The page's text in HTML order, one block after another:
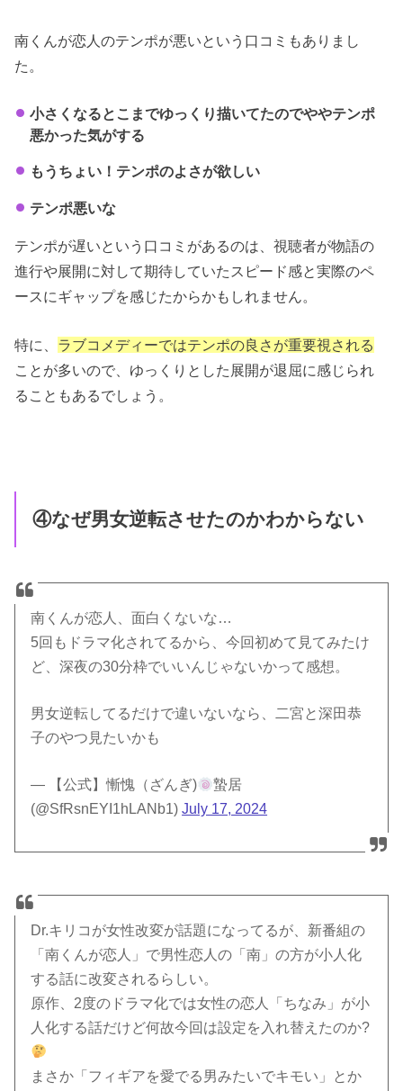
南くんが恋人のテンポが悪いという口コミもありまし
た。
小さくなるとこまでゆっくり描いてたのでややテンポ
悪かった気がする
もうちょい！テンポのよさが欲しい
テンポ悪いな
テンポが遅いという口コミがあるのは、視聴者が物語の
進行や展開に対して期待していたスピード感と実際のペ
ースにギャップを感じたからかもしれません。
特に、 ラブコメディーではテンポの良さが重要視される
ことが多いので、ゆっくりとした展開が退屈に感じられ
ることもあるでしょう。
④なぜ男女逆転させたのかわからない
南くんが恋人、面白くないな…
5回もドラマ化されてるから、今回初めて見てみたけ
ど、深夜の30分枠でいいんじゃないかって感想。
男女逆転してるだけで違いないなら、二宮と深田恭
子のやつ見たいかも
— 【公式】慚愧（ざんぎ)
蟄居
(@SfRsnEYI1hLANb1)July 17, 2024
Dr.キリコが女性改変が話題になってるが、新番組の
「南くんが恋人」で男性恋人の「南」の方が小人化
する話に改変されるらしい。
原作、2度のドラマ化では女性の恋人「ちなみ」が小
人化する話だけど何故今回は設定を入れ替えたのか?
まさか「フィギアを愛でる男みたいでキモい」とか